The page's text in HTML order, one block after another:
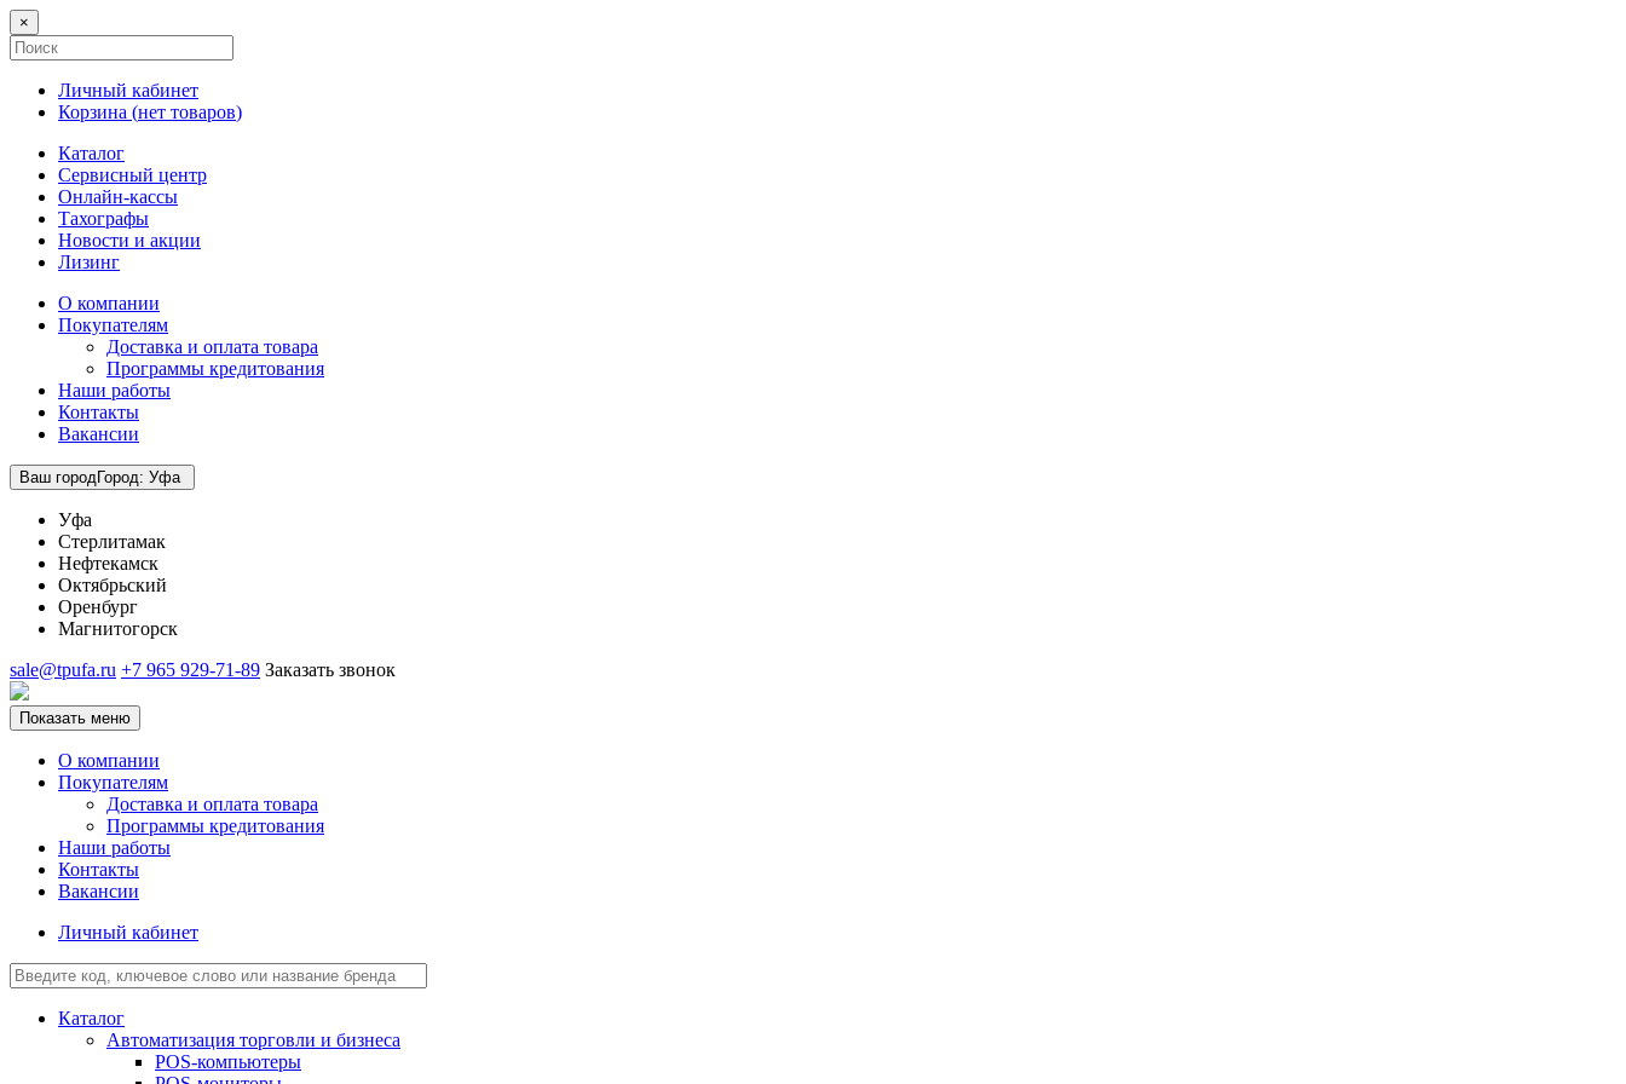
×
Личный кабинет
Корзина (нет товаров)
Каталог
Сервисный центр
Онлайн-кассы
Тахографы
Новости и акции
Лизинг
О компании
Покупателям
Доставка и оплата товара
Программы кредитования
Наши работы
Контакты
Вакансии
Ваш городГород: Уфа
Уфа
Стерлитамак
Нефтекамск
Октябрьский
Оренбург
Магнитогорск
sale@tpufa.ru +7 965 929-71-89 Заказать звонок
Показать меню
О компании
Покупателям
Доставка и оплата товара
Программы кредитования
Наши работы
Контакты
Вакансии
Личный кабинет
Каталог
Автоматизация торговли и бизнеса
POS-компьютеры